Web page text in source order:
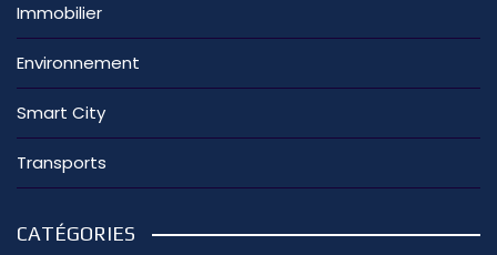
Immobilier
Environnement
Smart City
Transports
CATÉGORIES